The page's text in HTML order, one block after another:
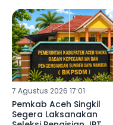
7 Agustus 2026 17:01
Pemkab Aceh Singkil
Segera Laksanakan